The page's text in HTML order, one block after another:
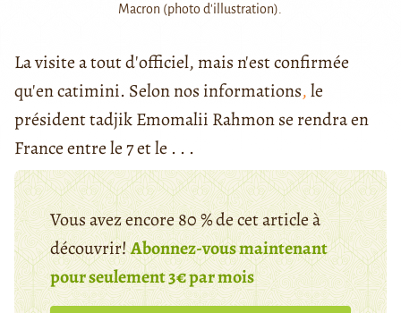
Macron (photo d'illustration).
La visite a tout d'officiel, mais n'est confirmée
qu'en catimini. Selon nos informations,le
président tadjik Emomalii Rahmon se rendra en
France entre le 7 et le . . .
Vous avez encore 80 % de cet article à
découvrir!Abonnez-vous maintenant
pour seulement 3€ par mois